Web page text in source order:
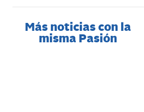
Más noticias con la
misma Pasión